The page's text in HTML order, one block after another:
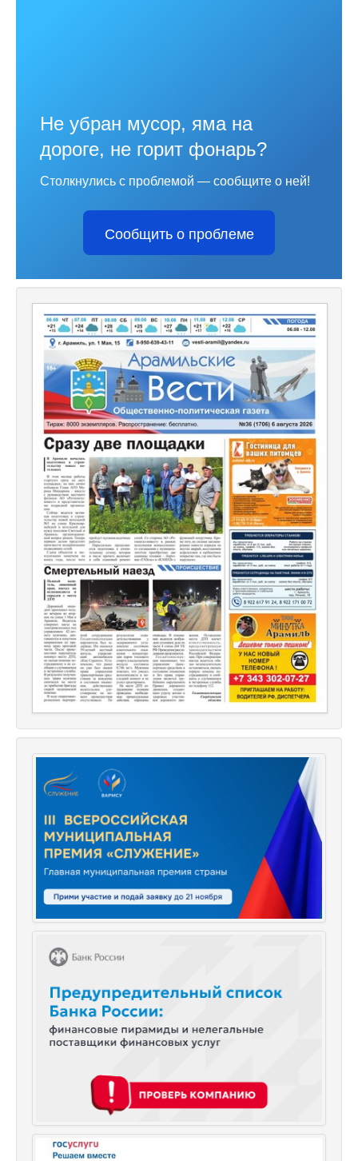
Не убран мусор, яма на
дороге, не горит фонарь?
Столкнулись с проблемой — сообщите о ней!
Сообщить о проблеме